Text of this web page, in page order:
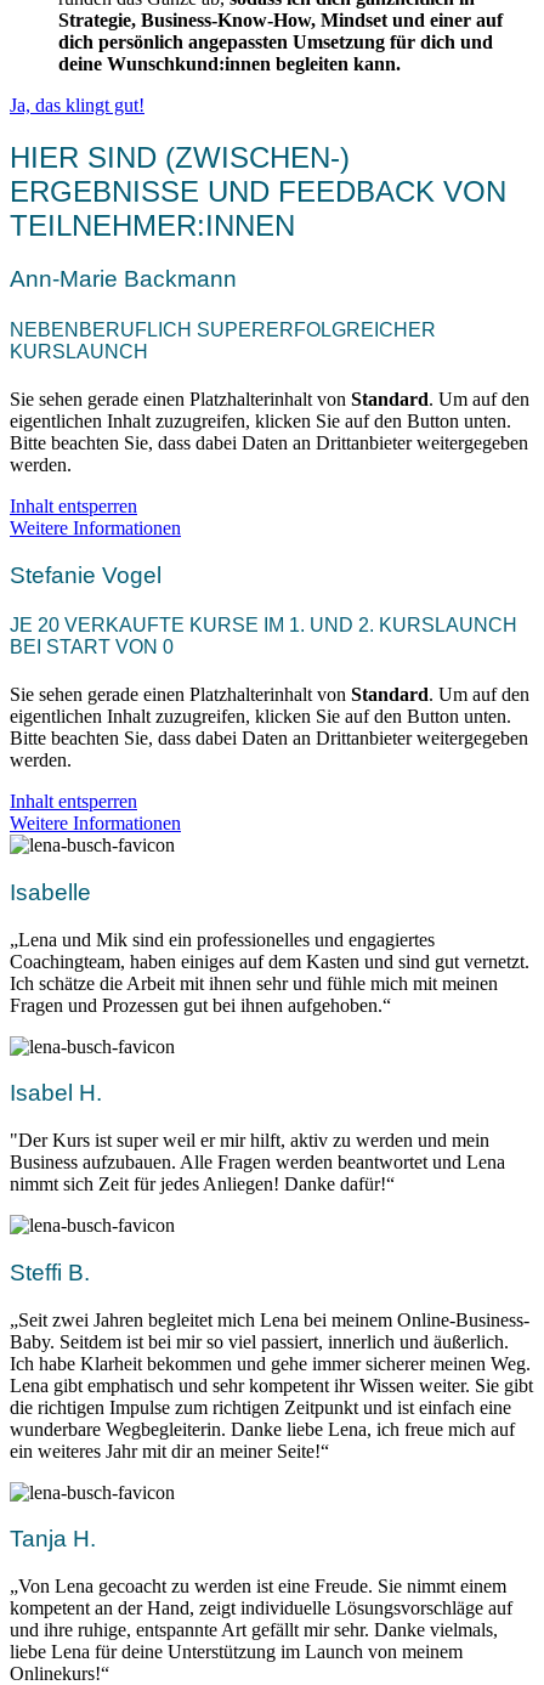
Strategie, Business-Know-How, Mindset und einer auf
dich persönlich angepassten Umsetzung für dich und
deine Wunschkund:innen begleiten kann.
Ja, das klingt gut!
HIER SIND (ZWISCHEN-)
ERGEBNISSE UND FEEDBACK VON
TEILNEHMER:INNEN
Ann-Marie Backmann
NEBENBERUFLICH SUPERERFOLGREICHER
KURSLAUNCH
Sie sehen gerade einen Platzhalterinhalt von Standard. Um auf den
eigentlichen Inhalt zuzugreifen, klicken Sie auf den Button unten.
Bitte beachten Sie, dass dabei Daten an Drittanbieter weitergegeben
werden.
Inhalt entsperren
Weitere Informationen
Stefanie Vogel
JE 20 VERKAUFTE KURSE IM 1. UND 2. KURSLAUNCH
BEI START VON 0
Sie sehen gerade einen Platzhalterinhalt von Standard. Um auf den
eigentlichen Inhalt zuzugreifen, klicken Sie auf den Button unten.
Bitte beachten Sie, dass dabei Daten an Drittanbieter weitergegeben
werden.
Inhalt entsperren
Weitere Informationen
Isabelle
„Lena und Mik sind ein professionelles und engagiertes
Coachingteam, haben einiges auf dem Kasten und sind gut vernetzt.
Ich schätze die Arbeit mit ihnen sehr und fühle mich mit meinen
Fragen und Prozessen gut bei ihnen aufgehoben.“
Isabel H.
"Der Kurs ist super weil er mir hilft, aktiv zu werden und mein
Business aufzubauen. Alle Fragen werden beantwortet und Lena
nimmt sich Zeit für jedes Anliegen! Danke dafür!“
Steffi B.
„Seit zwei Jahren begleitet mich Lena bei meinem Online-Business-
Baby. Seitdem ist bei mir so viel passiert, innerlich und äußerlich.
Ich habe Klarheit bekommen und gehe immer sicherer meinen Weg.
Lena gibt emphatisch und sehr kompetent ihr Wissen weiter. Sie gibt
die richtigen Impulse zum richtigen Zeitpunkt und ist einfach eine
wunderbare Wegbegleiterin. Danke liebe Lena, ich freue mich auf
ein weiteres Jahr mit dir an meiner Seite!“
Tanja H.
„Von Lena gecoacht zu werden ist eine Freude. Sie nimmt einem
kompetent an der Hand, zeigt individuelle Lösungsvorschläge auf
und ihre ruhige, entspannte Art gefällt mir sehr. Danke vielmals,
liebe Lena für deine Unterstützung im Launch von meinem
Onlinekurs!“